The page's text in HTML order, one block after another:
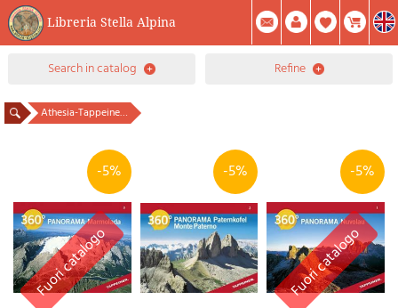
Libreria Stella Alpina
0Item(s) In Your Cart
Summary
Facebook
search in catalog refine
Athesia-Tappeiner publisher
-5% -5% -5%